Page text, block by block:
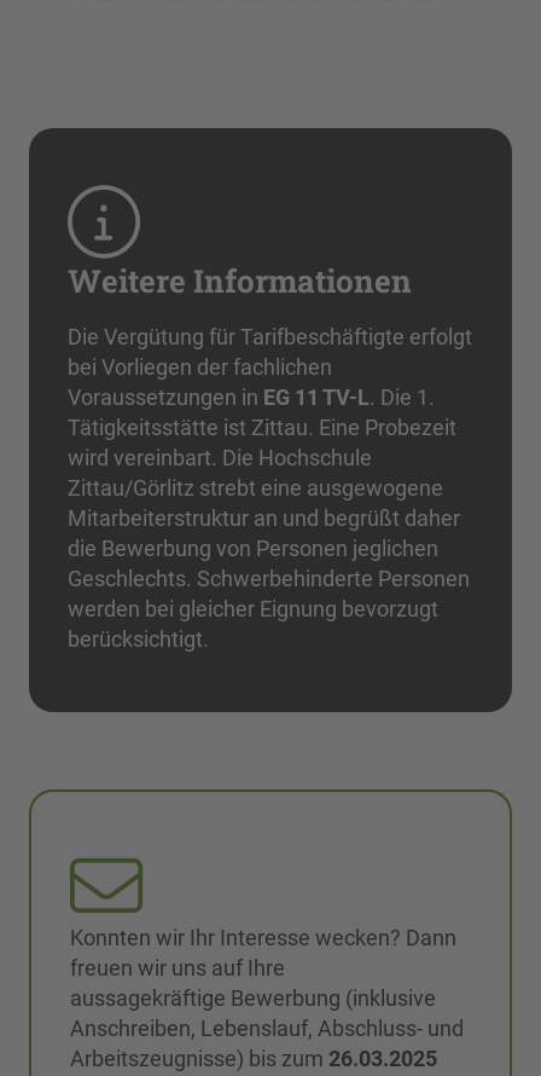
Weitere Informationen
Die Vergütung für Tarifbeschäftigte erfolgt
bei Vorliegen der fachlichen
Voraussetzungen in EG 11 TV-L. Die 1.
Tätigkeitsstätte ist Zittau. Eine Probezeit
wird vereinbart. Die Hochschule
Zittau/Görlitz strebt eine ausgewogene
Mitarbeiterstruktur an und begrüßt daher
die Bewerbung von Personen jeglichen
Geschlechts. Schwerbehinderte Personen
werden bei gleicher Eignung bevorzugt
berücksichtigt.
Konnten wir Ihr Interesse wecken? Dann
freuen wir uns auf Ihre
aussagekräftige Bewerbung (inklusive
Anschreiben, Lebenslauf, Abschluss- und
Arbeitszeugnisse) bis zum 26.03.2025